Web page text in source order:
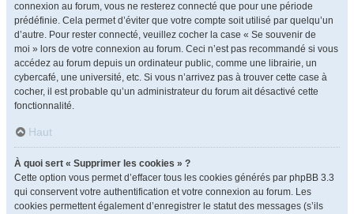
connexion au forum, vous ne resterez connecté que pour une période
prédéfinie. Cela permet d’éviter que votre compte soit utilisé par quelqu’un
d’autre. Pour rester connecté, veuillez cocher la case « Se souvenir de
moi » lors de votre connexion au forum. Ceci n’est pas recommandé si vous
accédez au forum depuis un ordinateur public, comme une librairie, un
cybercafé, une université, etc. Si vous n’arrivez pas à trouver cette case à
cocher, il est probable qu’un administrateur du forum ait désactivé cette
fonctionnalité.
Haut
À quoi sert « Supprimer les cookies » ?
Cette option vous permet d’effacer tous les cookies générés par phpBB 3.3
qui conservent votre authentification et votre connexion au forum. Les
cookies permettent également d’enregistrer le statut des messages (s’ils